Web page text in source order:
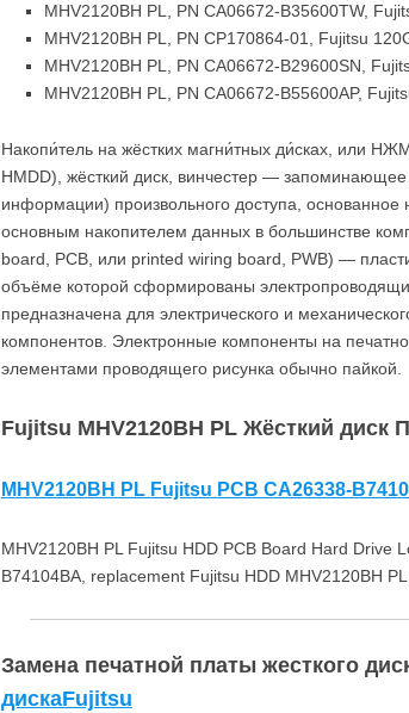
MHV2120BH PL, PN CA06672-B35600TW,
MHV2120BH PL, PN CP170864-01, Fujitsu
MHV2120BH PL, PN CA06672-B29600SN,
MHV2120BH PL, PN CA06672-B55600AP,
Накопи́тель на жёстких магни́тных ди́сках, или
HMDD), жёсткий диск, винчестер — запоминающее
информации) произвольного доступа, основанное
основным накопителем данных в большинстве
board, PCB, или printed wiring board, PWB) —
объёме которой сформированы
предназначена для электрического и
компонентов. Электронные компоненты на
элементами проводящего рисунка обычно пайкой.
Fujitsu MHV2120BH PL Жёсткий диск
MHV2120BH PL Fujitsu PCB CA26338-
MHV2120BH PL Fujitsu HDD PCB Board Hard Drive
B74104BA, replacement Fujitsu HDD MHV2120BH
Замена печатной платы жесткого
дискаFujitsu